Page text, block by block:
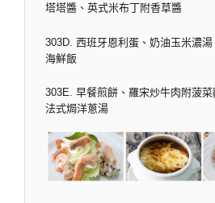
塔塔醬、英式米布丁附香草醬
303D. 西班牙恩利蛋、奶油玉米濃
海鮮飯
303E. 早餐煎餅、羅宋炒牛肉附菠
法式焗洋蔥湯